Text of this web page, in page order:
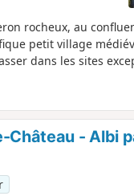
rocheux, au
petit village
dans les sites
Château - Albi